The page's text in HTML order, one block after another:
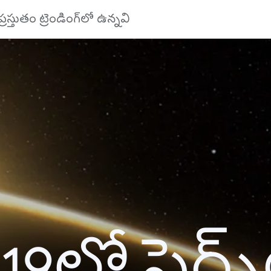
ట్రెండింగ్‌లో ఉన్నవి